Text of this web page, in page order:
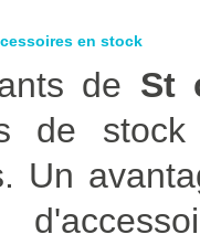
en stock
de St
de
Un